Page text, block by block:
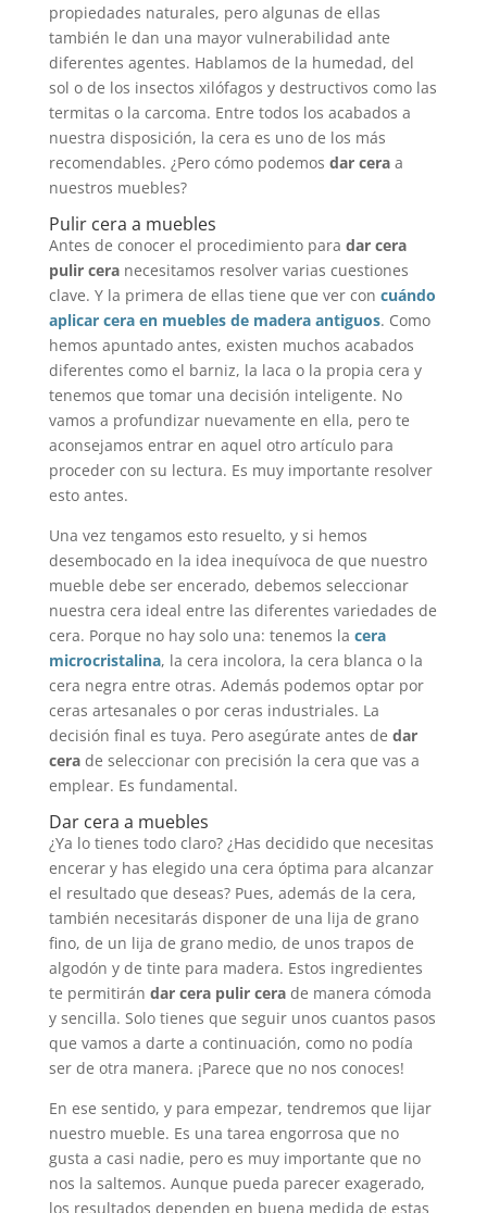
propiedades naturales, pero algunas de ellas
también le dan una mayor vulnerabilidad ante
diferentes agentes. Hablamos de la humedad, del
sol o de los insectos xilófagos y destructivos como las
termitas o la carcoma. Entre todos los acabados a
nuestra disposición, la cera es uno de los más
recomendables. ¿Pero cómo podemos dar ceraa
nuestros muebles?
Pulir cera a muebles
Antes de conocer el procedimiento para dar cera
pulir ceranecesitamos resolver varias cuestiones
clave. Y la primera de ellas tiene que ver con cuándo
aplicar cera en muebles de madera antiguos. Como
hemos apuntado antes, existen muchos acabados
diferentes como el barniz, la laca o la propia cera y
tenemos que tomar una decisión inteligente. No
vamos a profundizar nuevamente en ella, pero te
aconsejamos entrar en aquel otro artículo para
proceder con su lectura. Es muy importante resolver
esto antes.
Una vez tengamos esto resuelto, y si hemos
desembocado en la idea inequívoca de que nuestro
mueble debe ser encerado, debemos seleccionar
nuestra cera ideal entre las diferentes variedades de
cera. Porque no hay solo una: tenemos la cera
microcristalina, la cera incolora, la cera blanca o la
cera negra entre otras. Además podemos optar por
ceras artesanales o por ceras industriales. La
decisión final es tuya. Pero asegúrate antes de dar
cerade seleccionar con precisión la cera que vas a
emplear. Es fundamental.
Dar cera a muebles
¿Ya lo tienes todo claro? ¿Has decidido que necesitas
encerar y has elegido una cera óptima para alcanzar
el resultado que deseas? Pues, además de la cera,
también necesitarás disponer de una lija de grano
fino, de un lija de grano medio, de unos trapos de
algodón y de tinte para madera. Estos ingredientes
te permitirán dar cera pulir cerade manera cómoda
y sencilla. Solo tienes que seguir unos cuantos pasos
que vamos a darte a continuación, como no podía
ser de otra manera. ¡Parece que no nos conoces!
En ese sentido, y para empezar, tendremos que lijar
nuestro mueble. Es una tarea engorrosa que no
gusta a casi nadie, pero es muy importante que no
nos la saltemos. Aunque pueda parecer exagerado,
los resultados dependen en buena medida de estas